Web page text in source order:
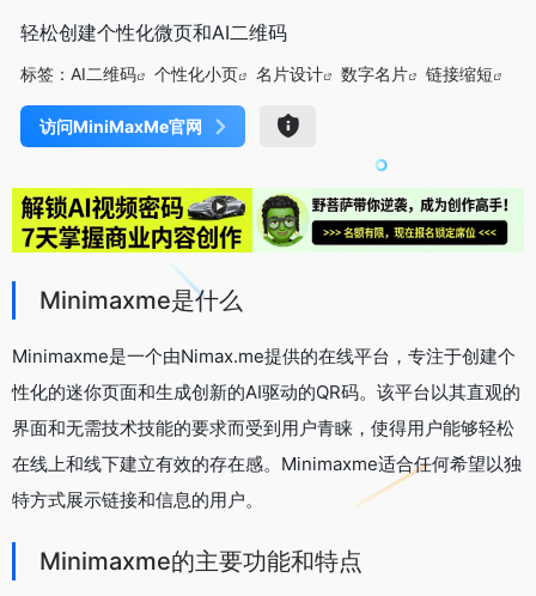
轻松创建个性化微页和AI二维码
标签： AI二维码 个性化小页 名片设计 数字名片 链接缩短
访问MiniMaxMe官网
Minimaxme是什么
Minimaxme是一个由Nimax.me提供的在线平台，专注于创建个
性化的迷你页面和生成创新的AI驱动的QR码。该平台以其直观的
界面和无需技术技能的要求而受到用户青睐，使得用户能够轻松
在线上和线下建立有效的存在感。Minimaxme适合任何希望以独
特方式展示链接和信息的用户。
Minimaxme的主要功能和特点